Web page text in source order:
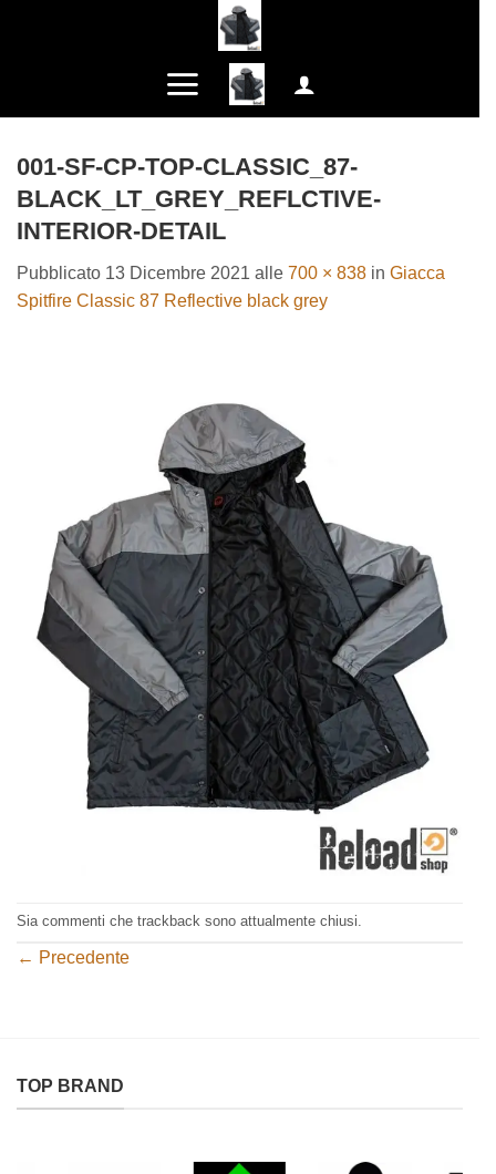
001-SF-CP-TOP-CLASSIC_87-
BLACK_LT_GREY_REFLCTIVE-
INTERIOR-DETAIL
Pubblicato 13 Dicembre 2021 alle 700 × 838 in Giacca
Spitfire Classic 87 Reflective black grey
Sia commenti che trackback sono attualmente chiusi.
← Precedente
TOP BRAND